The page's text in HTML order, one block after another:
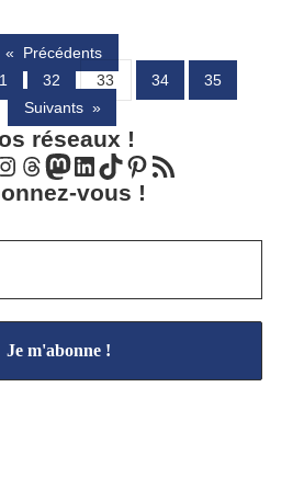
«
Précédents
32 33 34
35
Suivants »
réseaux !
Threads Mastodon LinkedIn TikTok Pinterest Flux RSS
vous !